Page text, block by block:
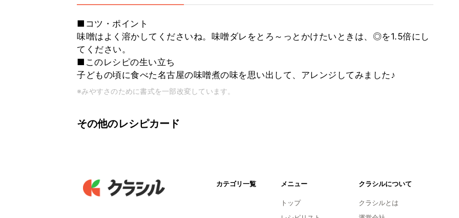
■コツ・ポイント
味噌はよく溶かしてくださいね。味噌ダレをとろ～っとかけたいときは、◎を1.5倍にし
てください。
■このレシピの生い立ち
子どもの頃に食べた名古屋の味噌煮の味を思い出して、アレンジしてみました♪
※みやすさのために書式を一部改変しています。
その他のレシピカード
カテゴリ一覧 メニュー
トップ
クラシルについて
クラシルとは